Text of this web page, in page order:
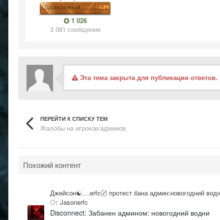
1 026
3 081 сообщение
Эта тема закрыта для публикации ответов.
ПЕРЕЙТИ К СПИСКУ ТЕМ
Жалобы на игроков/админов
Похожий контент
Джейсон☯....erfc〄 протест бана админ:новогодний
От Jasonerfc
Disconnect: Забанен админом: новогодний водни